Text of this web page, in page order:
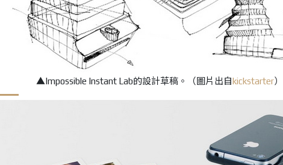
▲Impossible Instant Lab的設計草稿。 （圖片出自kickstarter）